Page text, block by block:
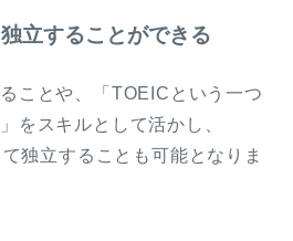
立することができる
ことや、「TOEICという一つ
をスキルとして活かし、
独立することも可能となりま